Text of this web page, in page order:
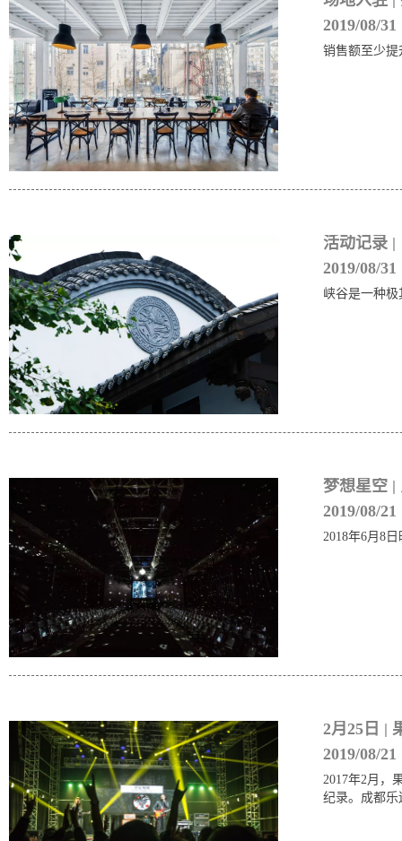
2019/08/31
销售额至少提
活动记录 |
2019/08/31
峡谷是一种
梦想星空 |
2019/08/21
2018年6月8
2月25日 |
2019/08/21
2017年2月，
纪录。成都